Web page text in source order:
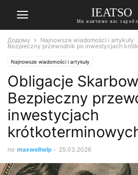
IEATSO
Ми навчимо вас
Додому Najnowsze wiadomości i artykuły
Bezpieczny przewodnik po inwestycjach
Najnowsze wiadomości i artykuły
Obligacje
Bezpieczny
inwestycjach
по maxwelhelp - 25.03.2026